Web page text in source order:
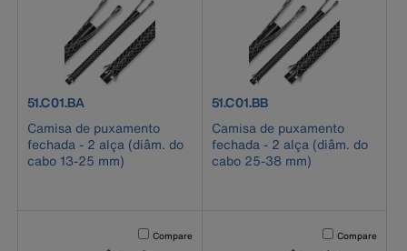
product number 51.C01.BA
51.C01.BA
Camisa de puxamento
fechada - 2 alça (diâm. do
cabo 13-25 mm)
product number 51.C01.BB
51.C01.BB
Camisa de puxamento
fechada - 2 alça (diâm. do
cabo 25-38 mm)
Activating this element will cause content on the page to
Compare Activating this
Compare